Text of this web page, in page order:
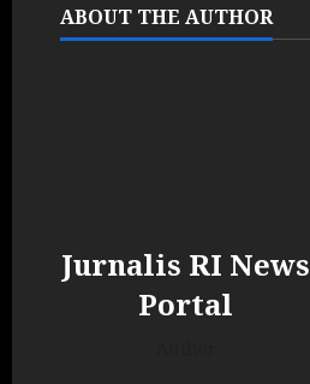
ABOUT THE AUTHOR
Jurnalis RI News
Portal